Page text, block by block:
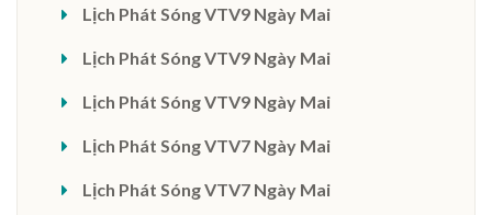
Lịch Phát Sóng VTV9 Ngày Mai
Lịch Phát Sóng VTV9 Ngày Mai
Lịch Phát Sóng VTV9 Ngày Mai
Lịch Phát Sóng VTV7 Ngày Mai
Lịch Phát Sóng VTV7 Ngày Mai